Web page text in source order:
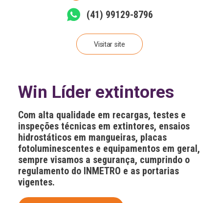
(41) 99129-8796
Visitar site
Win Líder extintores
Com alta qualidade em recargas, testes e
inspeções técnicas em extintores, ensaios
hidrostáticos em mangueiras, placas
fotoluminescentes e equipamentos em geral,
sempre visamos a segurança, cumprindo o
regulamento do INMETRO e as portarias
vigentes.